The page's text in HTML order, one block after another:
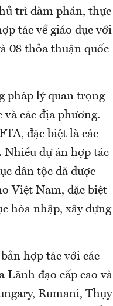
trì đàm phán, thực
tác về giáo dục với
08 thỏa thuận quốc
pháp lý quan trọng
và các địa phương.
đặc biệt là các
Nhiều dự án hợp tác
dân tộc đã được
Việt Nam, đặc biệt
hòa nhập, xây dựng
hợp tác với các
Lãnh đạo cấp cao và
Rumani, Thụy